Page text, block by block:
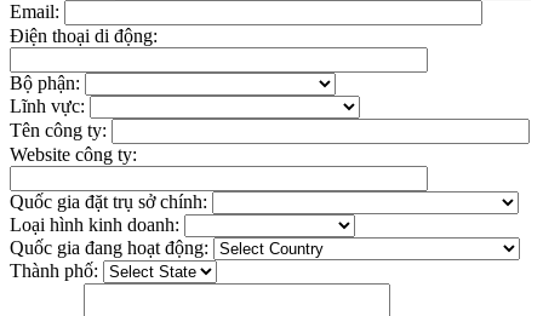
Email:
Điện thoại di động:
Bộ phận:
Lĩnh vực:
Tên công ty:
Website công ty:
Quốc gia đặt trụ sở chính:
Loại hình kinh doanh:
Quốc gia đang hoạt động:
Thành phố: